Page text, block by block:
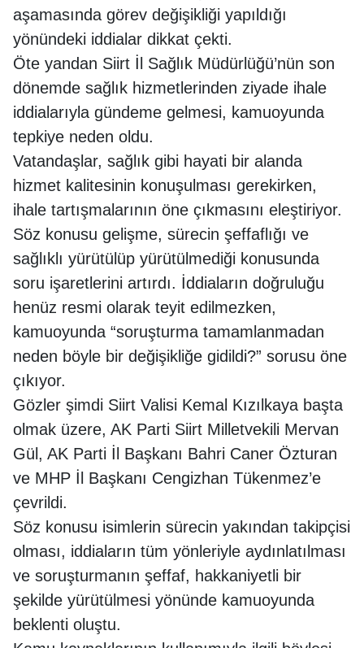
aşamasında görev değişikliği yapıldığı
yönündeki iddialar dikkat çekti.
Öte yandan Siirt İl Sağlık Müdürlüğü’nün son
dönemde sağlık hizmetlerinden ziyade ihale
iddialarıyla gündeme gelmesi, kamuoyunda
tepkiye neden oldu.
Vatandaşlar, sağlık gibi hayati bir alanda
hizmet kalitesinin konuşulması gerekirken,
ihale tartışmalarının öne çıkmasını eleştiriyor.
Söz konusu gelişme, sürecin şeffaflığı ve
sağlıklı yürütülüp yürütülmediği konusunda
soru işaretlerini artırdı. İddiaların doğruluğu
henüz resmi olarak teyit edilmezken,
kamuoyunda “soruşturma tamamlanmadan
neden böyle bir değişikliğe gidildi?” sorusu öne
çıkıyor.
Gözler şimdi Siirt Valisi Kemal Kızılkaya başta
olmak üzere, AK Parti Siirt Milletvekili Mervan
Gül, AK Parti İl Başkanı Bahri Caner Özturan
ve MHP İl Başkanı Cengizhan Tükenmez’e
çevrildi.
Söz konusu isimlerin sürecin yakından takipçisi
olması, iddiaların tüm yönleriyle aydınlatılması
ve soruşturmanın şeffaf, hakkaniyetli bir
şekilde yürütülmesi yönünde kamuoyunda
beklenti oluştu.